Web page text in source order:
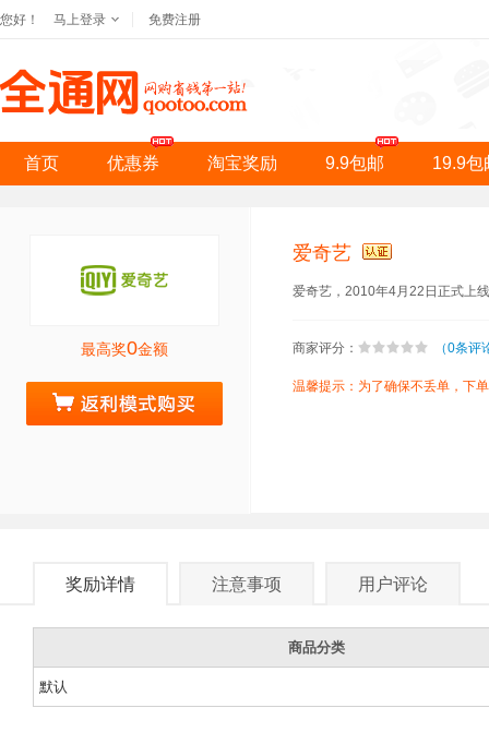
您好！ 马上登录 免费注册
首页 优惠券 淘宝奖励 9.9包邮 19.9包
最高奖0金额
去购物拿奖励
爱奇艺
爱奇艺，2010年4月22日正式上
商家评分： （0条评
温馨提示：为了确保不丢单，下
奖励详情 注意事项 用户评论
商品分类
默认